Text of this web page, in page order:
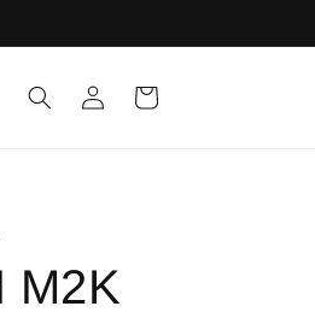
ConnexionPanier
M2K